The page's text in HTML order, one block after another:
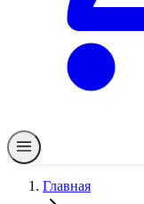
Главная